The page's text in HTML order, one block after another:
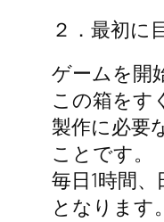
２．最初に
ゲームを開
この箱をす
製作に必要
ことです。
毎日1時間
となります。